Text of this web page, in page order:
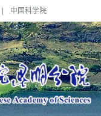
中国科学院